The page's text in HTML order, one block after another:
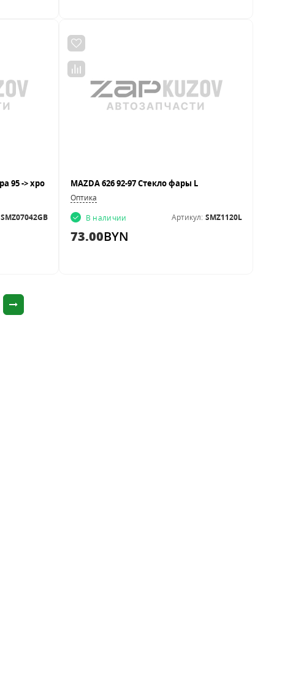
SMZ07042GB
MAZDA 626 92-97 Стекло фары L
Оптика
В наличии
Артикул: SMZ1120L
73.00BYN